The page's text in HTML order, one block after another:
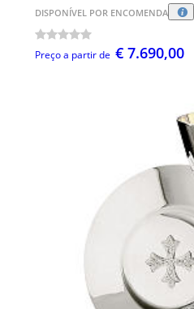
DISPONÍVEL POR ENCOMENDA
Preço a partir de € 7.690,00